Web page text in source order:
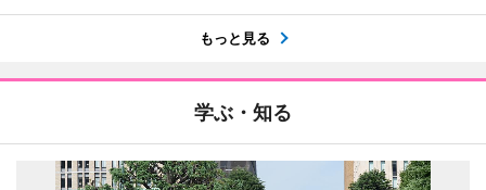
もっと見る
学ぶ・知る